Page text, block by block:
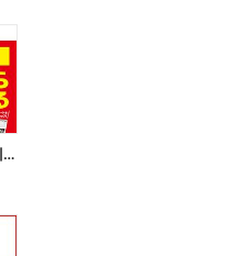
【無料引換券!】焼き麺買うとお茶引換券貰える!